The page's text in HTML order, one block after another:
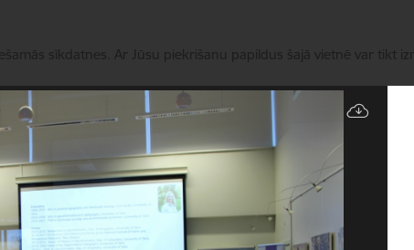
Pārvaldīt sīkdatnes
Programmas Aktualitātes Zinātniskā ekspertīze